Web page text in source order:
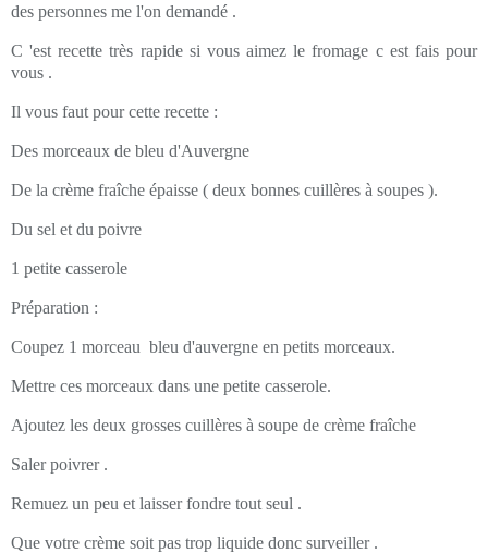
des personnes me l'on demandé .
C 'est recette très rapide si vous aimez le fromage c est fais pour
vous .
Il vous faut pour cette recette :
Des morceaux de bleu d'Auvergne
De la crème fraîche épaisse ( deux bonnes cuillères à soupes ).
Du sel et du poivre
1 petite casserole
Préparation :
Coupez 1 morceau bleu d'auvergne en petits morceaux.
Mettre ces morceaux dans une petite casserole.
Ajoutez les deux grosses cuillères à soupe de crème fraîche
Saler poivrer .
Remuez un peu et laisser fondre tout seul .
Que votre crème soit pas trop liquide donc surveiller .